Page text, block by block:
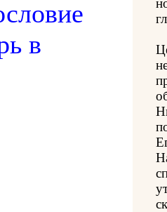
в